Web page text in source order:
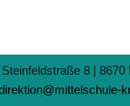
8 | 8670